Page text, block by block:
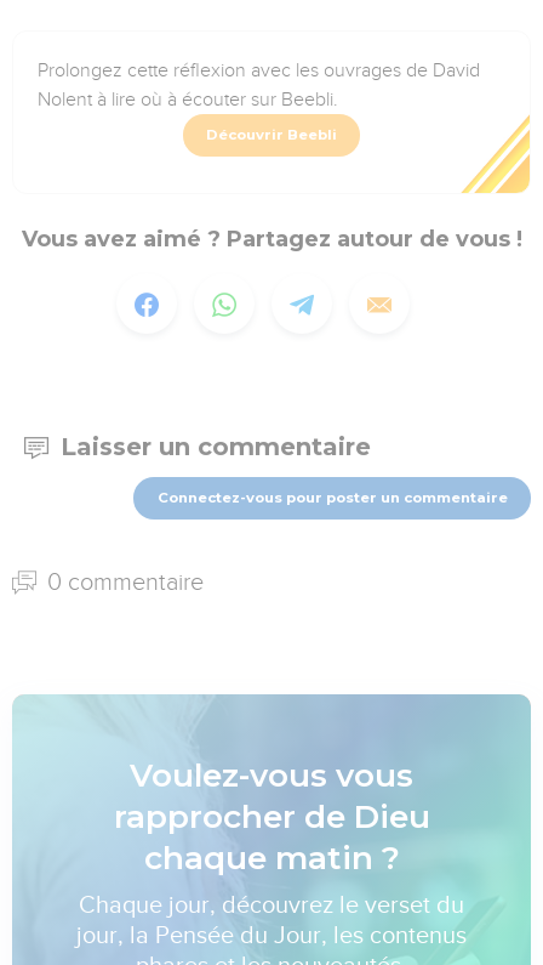
Prolongez cette réflexion avec les ouvrages de David
Nolent à lire où à écouter sur Beebli.
Découvrir Beebli
Vous avez aimé ? Partagez autour de vous !
Laisser un commentaire
Connectez-vous pour poster un commentaire
0 commentaire
Voulez-vous vous
rapprocher de Dieu
chaque matin ?
Chaque jour, découvrez le verset du
jour, la Pensée du Jour, les contenus